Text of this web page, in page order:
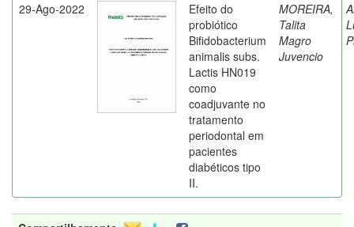
29-Ago-2022
Efeito do
probiótico
Bifidobacterium
animalis subs.
Lactis HN019
como
coadjuvante no
tratamento
periodontal em
pacientes
diabéticos tipo
II.
MOREIRA,
Talita
Magro
Juvencio